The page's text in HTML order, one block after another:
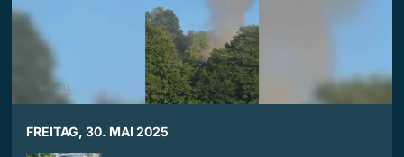
FREITAG, 30. MAI 2025